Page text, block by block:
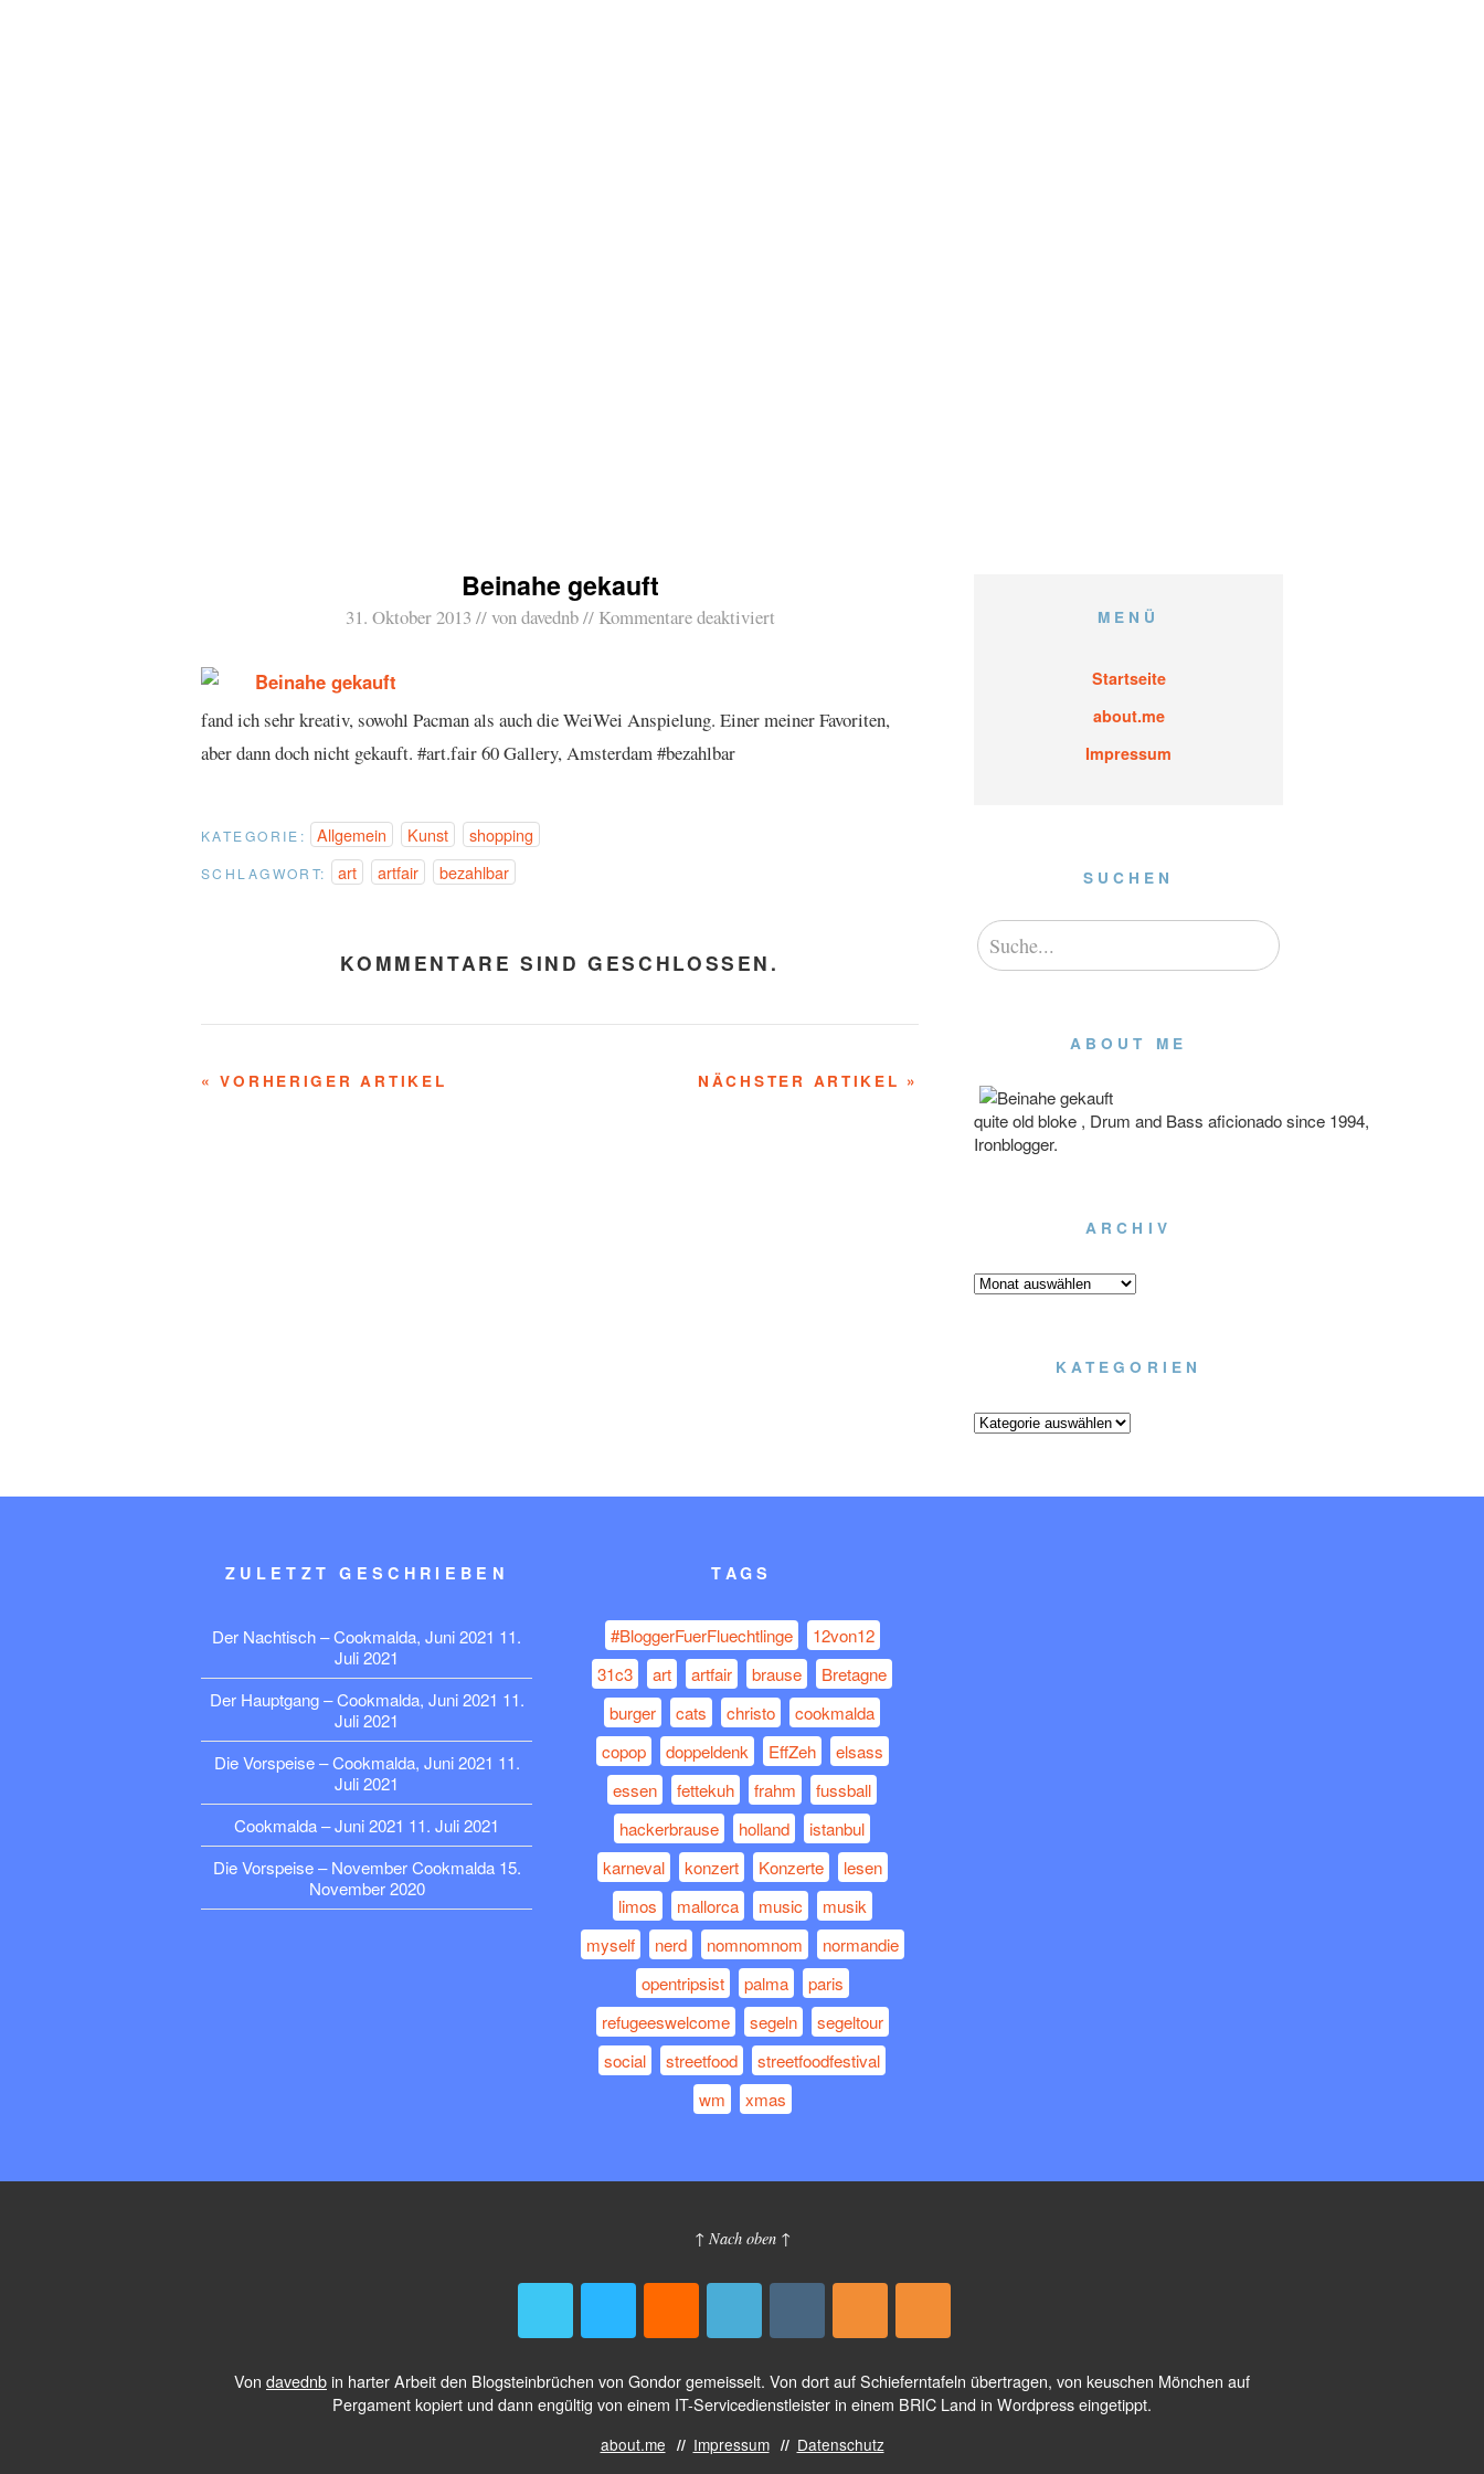
Beinahe gekauft
31. Oktober 2013 vondavednb Kommentare deaktiviert
fand ich sehr kreativ, sowohl Pacman als auch die WeiWei Anspielung. Einer meiner Favoriten,
aber dann doch nicht gekauft. #art.fair 60 Gallery, Amsterdam #bezahlbar
KATEGORIE: Allgemein Kunst shopping
SCHLAGWORT: art artfair bezahlbar
KOMMENTARE SIND GESCHLOSSEN.
NÄCHSTER ARTIKEL »
« VORHERIGER ARTIKEL
MENÜ
Startseite
about.me
Impressum
SUCHEN
ABOUT ME
quite old bloke , Drum and Bass aficionado since 1994,
Ironblogger.
ARCHIV
Archiv
KATEGORIEN
Kategorien
ZULETZT GESCHRIEBEN
Der Nachtisch – Cookmalda, Juni 2021 11.
Juli 2021
Der Hauptgang – Cookmalda, Juni 2021 11.
Juli 2021
Die Vorspeise – Cookmalda, Juni 2021 11.
Juli 2021
Cookmalda – Juni 2021 11. Juli 2021
Die Vorspeise – November Cookmalda 15.
November 2020
TAGS
#BloggerFuerFluechtlinge
12von12
31c3
art artfair brause
Bretagne
burger
cats christo
cookmalda
copop
doppeldenk EffZeh
elsass
essen
fettekuh frahm
fussball
hackerbrause
holland
istanbul
karneval
konzert Konzerte
lesen
limos
mallorca music
musik
myself
nerd nomnomnom
normandie
opentripsist
palma
paris
refugeeswelcome
segeln
segeltour
social
streetfood
streetfoodfestival
wm
xmas
↑ Nach oben ↑
Von davednbin harter Arbeit den Blogsteinbrüchen von Gondor gemeisselt. Von dort auf Schieferntafeln übertragen, von keuschen Mönchen auf
Pergament kopiert und dann engültig von einem IT-Servicedienstleister in einem BRIC Land in Wordpress eingetippt.
about.me Impressum Datenschutz